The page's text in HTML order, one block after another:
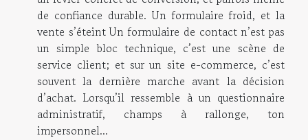
de confiance durable. Un formulaire froid, et la
vente s’éteint Un formulaire de contact n’est pas
un simple bloc technique, c’est une scène de
service client; et sur un site e-commerce, c’est
souvent la dernière marche avant la décision
d’achat. Lorsqu’il ressemble à un questionnaire
administratif, champs à rallonge, ton
impersonnel...